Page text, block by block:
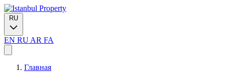
RU
EN RU AR FA
Главная